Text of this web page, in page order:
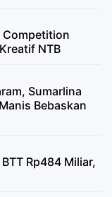
Competition
NTB
Sumarlina
Bebaskan
Rp484 Miliar,